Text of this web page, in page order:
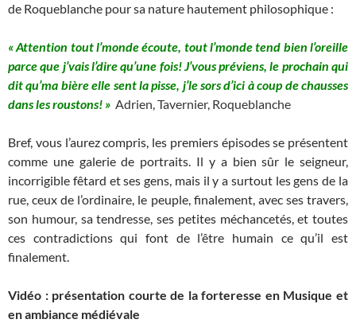
de Roqueblanche pour sa nature hautement philosophique :
« Attention tout l’monde écoute, tout l’monde tend bien l’oreille
parce que j’vais l’dire qu’une fois! J’vous préviens, le prochain qui
dit qu’ma bière elle sent la pisse, j’le sors d’ici à coup de chausses
dans les roustons! » Adrien, Tavernier, Roqueblanche
Bref, vous l’aurez compris, les premiers épisodes se présentent
comme une galerie de portraits. Il y a bien sûr le seigneur,
incorrigible fêtard et ses gens, mais il y a surtout les gens de la
rue, ceux de l’ordinaire, le peuple, finalement, avec ses travers,
son humour, sa tendresse, ses petites méchancetés, et toutes
ces contradictions qui font de l’être humain ce qu’il est
finalement.
Vidéo : présentation courte de la forteresse en Musique et
en ambiance médiévale